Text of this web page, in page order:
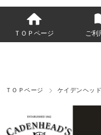
ＴＯＰページ ご利
ＴＯＰページ ケイデンヘッド